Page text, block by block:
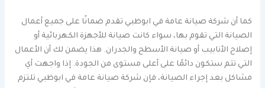
كما أن شركة صيانة عامة في ابوظبي تقدم ضمانًا على جميع أعمال
الصيانة التي تقوم بها، سواء كانت صيانة للأجهزة الكهربائية أو
إصلاح الأنابيب أو صيانة الأسطح والجدران. هذا يضمن لك أن الأعمال
التي تتم ستكون دائمًا على أعلى مستوى من الجودة. إذا واجهت أي
مشاكل بعد إجراء الصيانة، فإن شركة صيانة عامة في ابوظبي تلتزم